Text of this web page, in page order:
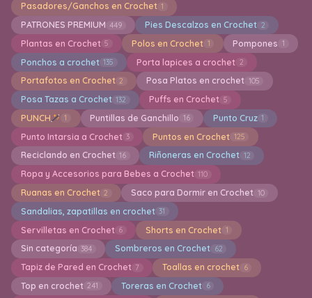
Pasadores/Ganchos en Crochet 1
PATRONES PREMIUM 449 Pies Descalzos en Crochet 2
Plantas en Crochet 5 Polos en Crochet 1 Pompones 1
Ponchos a crochet 135 Porta lapices a crochet 2
Portafotos en Crochet 2 Posa Platos en crochet 105
Posa Tazas a Crochet 132 Puffs en Crochet 5
PUNCH 1 Puntillas de Ganchillo 16 Punto Cruz 1
Punto Intarsia a Crochet 3 Puntos en Crochet 125
Reciclando en Crochet 16 Riñoneras en Crochet 12
Ropa y Accesorios para Bebes a Crochet 110
Ruanas en Crochet 2 Saco para Dormir en Crochet 10
Sandalias, zapatillas en crochet 31
Servilletas en Crochet 6 Shorts en Crochet 1
Sin categoría 384 Sombreros en Crochet 62
Tapiz de Pared en Crochet 7 Toallas en crochet 6
Top en crochet 241 Toreras en Crochet 6